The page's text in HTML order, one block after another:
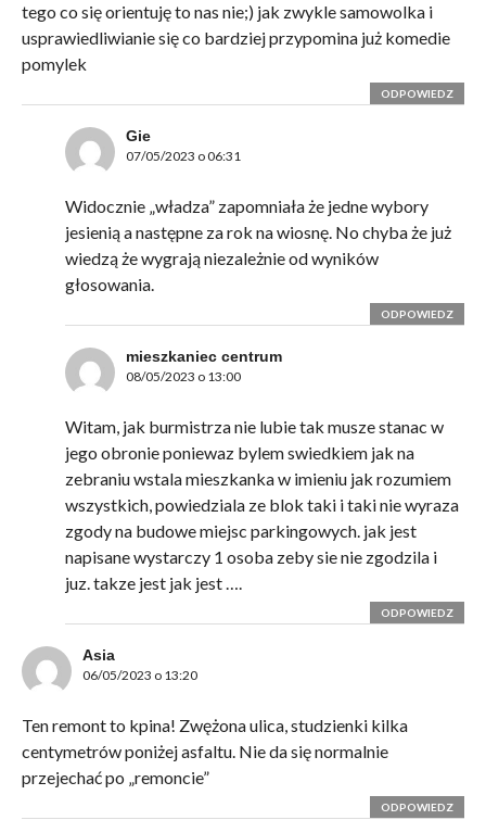
tego co się orientuję to nas nie;) jak zwykle samowolka i
usprawiedliwianie się co bardziej przypomina już komedie
pomylek
ODPOWIEDZ
Gie
07/05/2023 o 06:31
Widocznie „władza” zapomniała że jedne wybory
jesienią a następne za rok na wiosnę. No chyba że już
wiedzą że wygrają niezależnie od wyników
głosowania.
ODPOWIEDZ
mieszkaniec centrum
08/05/2023 o 13:00
Witam, jak burmistrza nie lubie tak musze stanac w
jego obronie poniewaz bylem swiedkiem jak na
zebraniu wstala mieszkanka w imieniu jak rozumiem
wszystkich, powiedziala ze blok taki i taki nie wyraza
zgody na budowe miejsc parkingowych. jak jest
napisane wystarczy 1 osoba zeby sie nie zgodzila i
juz. takze jest jak jest ….
ODPOWIEDZ
Asia
06/05/2023 o 13:20
Ten remont to kpina! Zwężona ulica, studzienki kilka
centymetrów poniżej asfaltu. Nie da się normalnie
przejechać po „remoncie”
ODPOWIEDZ